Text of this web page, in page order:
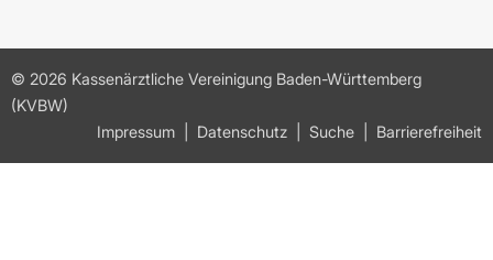
© 2026 Kassenärztliche Vereinigung Baden-Württemberg
(KVBW)
Impressum
Datenschutz Suche Barrierefreiheit